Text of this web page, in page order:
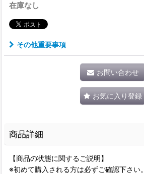
在庫なし
その他重要事項
お問い合わせ
お気に入り登録
商品詳細
【商品の状態に関するご説明】
※初めて購入される方は必ずご確認下さい。